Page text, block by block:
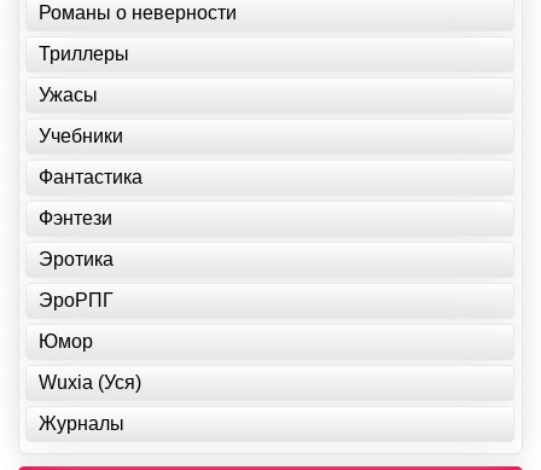
Романы о неверности
Триллеры
Ужасы
Учебники
Фантастика
Фэнтези
Эротика
ЭроРПГ
Юмор
Wuxia (Уся)
Журналы